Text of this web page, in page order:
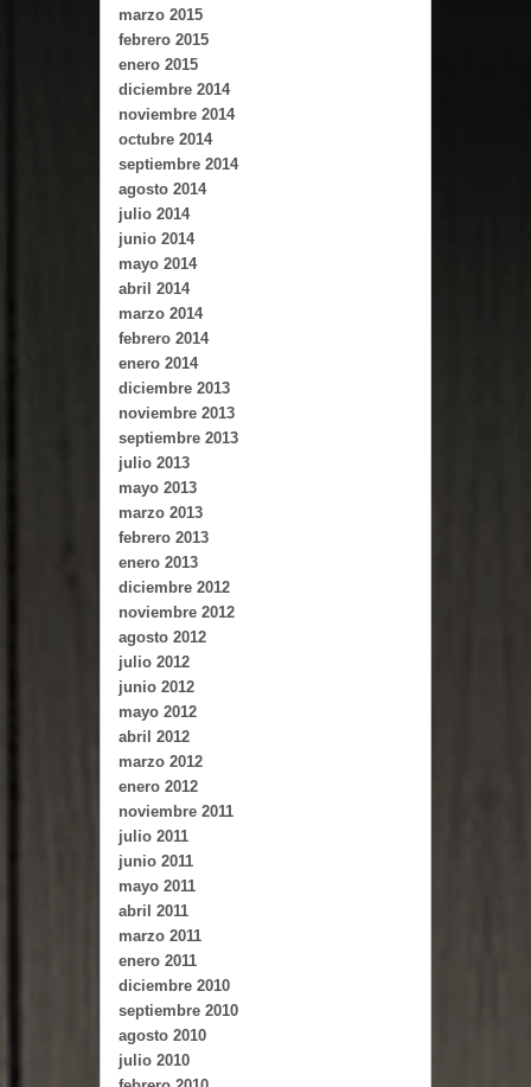
marzo 2015
febrero 2015
enero 2015
diciembre 2014
noviembre 2014
octubre 2014
septiembre 2014
agosto 2014
julio 2014
junio 2014
mayo 2014
abril 2014
marzo 2014
febrero 2014
enero 2014
diciembre 2013
noviembre 2013
septiembre 2013
julio 2013
mayo 2013
marzo 2013
febrero 2013
enero 2013
diciembre 2012
noviembre 2012
agosto 2012
julio 2012
junio 2012
mayo 2012
abril 2012
marzo 2012
enero 2012
noviembre 2011
julio 2011
junio 2011
mayo 2011
abril 2011
marzo 2011
enero 2011
diciembre 2010
septiembre 2010
agosto 2010
julio 2010